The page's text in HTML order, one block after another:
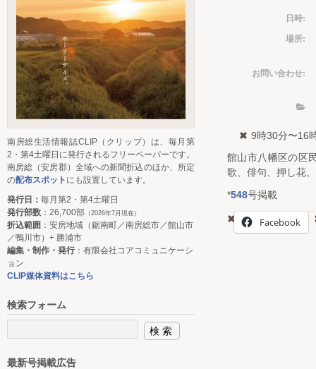
日時:
場所:
お問い合わせ:
9時30分〜16
館山市八幡区の区
歌、俳句、押し花
*548号掲載
Facebook
南房総生活情報誌CLIP（クリップ）は、毎月第
2・第4土曜日に発行されるフリーペーパーです。
南房総（安房郡）全域への新聞折込のほか、所定
の配布スポット にも設置しています。
発行日： 毎月第2・第4土曜日
発行部数 ：26,700部 （2026年7月現在）
折込範囲 ：安房地域（鋸南町／南房総市／館山市
／鴨川市）+ 勝浦市
編集・制作・発行：有限会社コアコミュニケーシ
ョン
CLIP媒体資料はこちら
検索フォーム
最新号掲載広告